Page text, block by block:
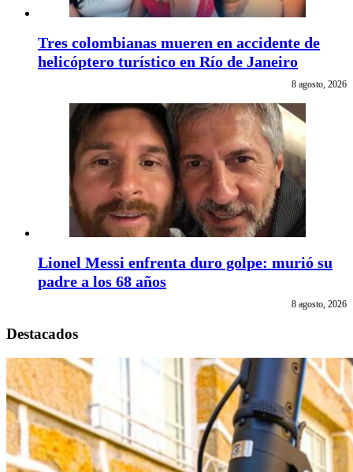
Tres colombianas mueren en accidente de
helicóptero turístico en Río de Janeiro
8 agosto, 2026
Lionel Messi enfrenta duro golpe: murió su
padre a los 68 años
8 agosto, 2026
Destacados